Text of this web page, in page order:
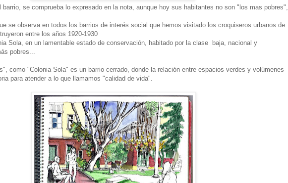
barrio, se comprueba lo expresado en la nota, aunque hoy sus habitantes no son "los mas pobres",
se observa en todos los barrios de interés social que hemos visitado los croquiseros urbanos de
entre los años 1920-1930
Sola, en un lamentable estado de conservación, habitado por la clase baja, nacional y
pobres...
como "Colonia Sola" es un barrio cerrado, donde la relación entre espacios verdes y volúmenes
para atender a lo que llamamos "calidad de vida".